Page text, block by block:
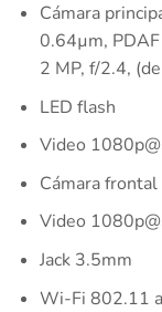
Cámara
0.64µm, PDAF
2 MP, f/2.4,
LED flash
Video
Cámara
Video
Jack 3.5mm
Wi-Fi 802.11